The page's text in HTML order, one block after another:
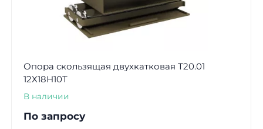
Опора скользящая двухкатковая Т20.01
12Х18Н10Т
В наличии
По запросу